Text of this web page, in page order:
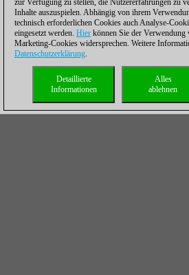
zur Verfügung zu stellen, die Nutzererfahrungen zu
Inhalte auszuspielen. Abhängig von ihrem
technisch erforderlichen Cookies auch Analyse-
eingesetzt werden. Hier können Sie der
Marketing-Cookies widersprechen. Weitere
Datenschutzerklärung.
Alles
ablehnen
Detaillierte
Informationen